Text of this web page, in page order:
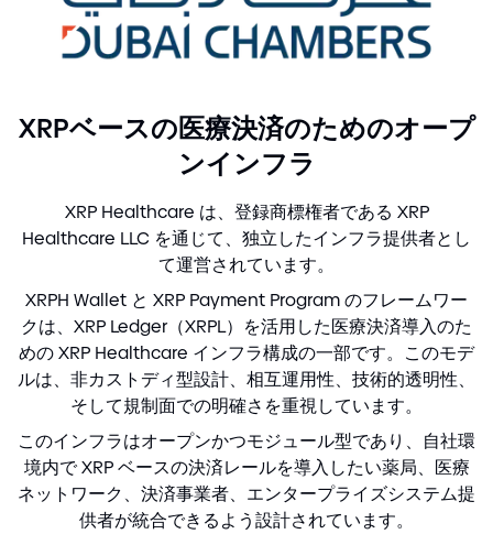
XRPベースの医療決済のためのオープ
ンインフラ
XRP Healthcare は、登録商標権者である XRP
Healthcare LLC を通じて、独立したインフラ提供者とし
て運営されています。
XRPH Wallet と XRP Payment Program のフレームワー
クは、XRP Ledger（XRPL）を活用した医療決済導入のた
めの XRP Healthcare インフラ構成の一部です。このモデ
ルは、非カストディ型設計、相互運用性、技術的透明性、
そして規制面での明確さを重視しています。
このインフラはオープンかつモジュール型であり、自社環
境内で XRP ベースの決済レールを導入したい薬局、医療
ネットワーク、決済事業者、エンタープライズシステム提
供者が統合できるよう設計されています。